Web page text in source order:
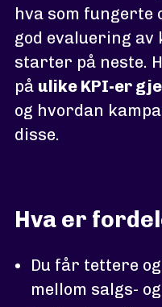
hva som fungerte
god evaluering av
starter på neste.
på ulike KPI-er
og hvordan
disse.
Hva er
Du får tettere
mellom salgs-